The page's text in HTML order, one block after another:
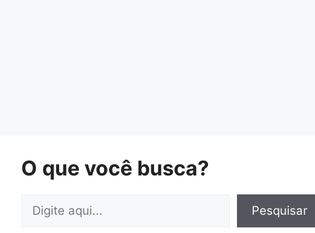
O que você busca?
Pesquisar
Pesquisar